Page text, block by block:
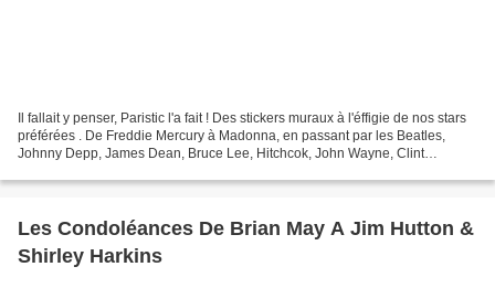
Il fallait y penser, Paristic l'a fait ! Des stickers muraux à l'éffigie de nos stars
préférées . De Freddie Mercury à Madonna, en passant par les Beatles,
Johnny Depp, James Dean, Bruce Lee, Hitchcok, John Wayne, Clint
Les Condoléances De Brian May A Jim Hutton &
Shirley Harkins